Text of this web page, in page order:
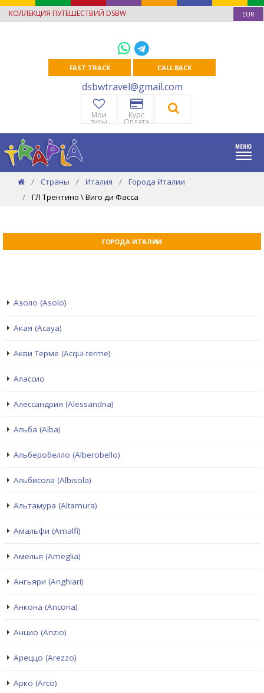
КОЛЛЕКЦИЯ ПУТЕШЕСТВИЙ DSBW EUR
FAST TRACK CALL BACK
dsbwtravel@gmail.com
Мои
туры
Курс
Оплата
Страны Италия
Города Италии
ГЛ Трентино \ Виго ди Фасса
ГОРОДА ИТАЛИИ
Азоло (Asolo)
Акая (Acaya)
Акви Терме (Acqui-terme)
Алассио
Алессандрия (Alessandria)
Альба (Alba)
Альберобелло (Alberobello)
Альбисола (Albisola)
Альтамура (Altamura)
Амальфи (Amalfi)
Амелья (Ameglia)
Ангьяри (Anghiari)
Анкона (Ancona)
Анцио (Anzio)
Ареццо (Arezzo)
Арко (Arco)